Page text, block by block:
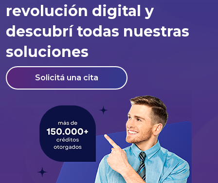
revolución digital y
descubrí todas nuestras
soluciones
Solicitá una cita